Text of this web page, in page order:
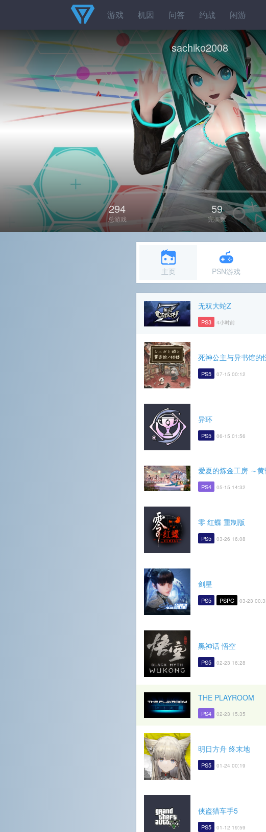
游戏 机因 问答 约战 闲游
sachiko2008
294
总游戏
59
完美数
主页 PSN游戏
无双大蛇Z
PS3 4小时前
死神公主与异书馆的
PS5 07-15 00:12
异环
PS5 06-15 01:56
爱夏的炼金工房 ～
PS4 05-15 14:32
零 红蝶 重制版
PS5 03-26 16:08
剑星
PS5 PSPC 03-23
黑神话 悟空
PS5 02-23 16:28
THE PLAYROOM
PS4 02-23 15:35
明日方舟 终末地
PS5 01-24 00:19
侠盗猎车手5
PS5 01-12 19:59